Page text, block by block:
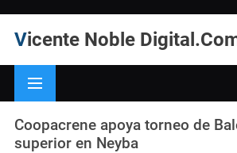
Vicente Noble
Coopacrene apoya torneo de
superior en Neyba